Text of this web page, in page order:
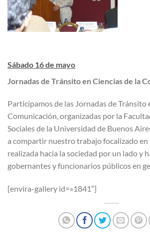
Sábado 16 de mayo
Jornadas de Tránsito en Ciencias de la
Participamos de las Jornadas de Tránsito
Comunicación, organizadas por la
Sociales de la Universidad de Buenos
a compartir nuestro trabajo focalizado en
realizada hacia la sociedad por un lado y
gobernantes y funcionarios públicos en
[envira-gallery id=»1841″]